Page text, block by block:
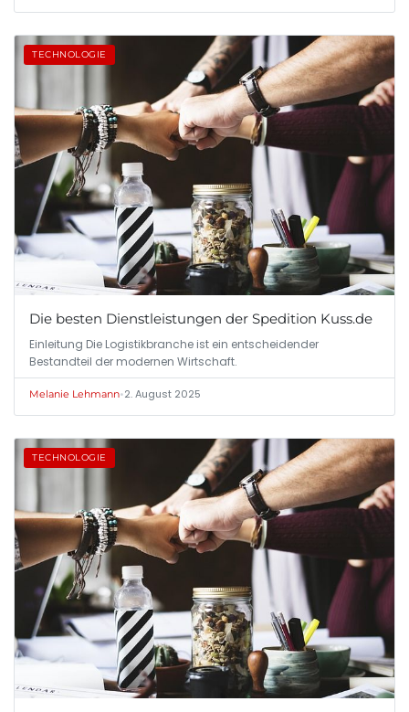
TECHNOLOGIE
Die besten Dienstleistungen der Spedition Kuss.de
Einleitung Die Logistikbranche ist ein entscheidender
Bestandteil der modernen Wirtschaft.
Melanie Lehmann•2. August 2025
TECHNOLOGIE